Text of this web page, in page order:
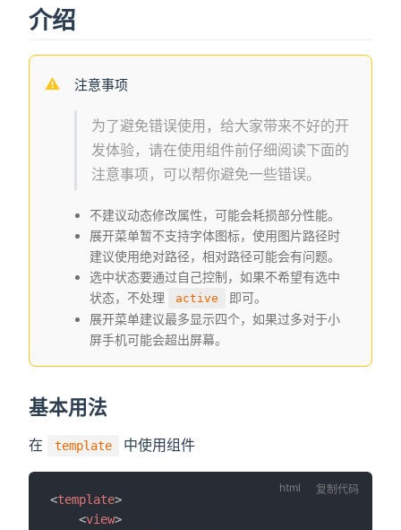
介绍
注意事项
为了避免错误使用，给大家带来不好的开
发体验，请在使用组件前仔细阅读下面的
注意事项，可以帮你避免一些错误。
不建议动态修改属性，可能会耗损部分性能。
展开菜单暂不支持字体图标，使用图片路径时
建议使用绝对路径，相对路径可能会有问题。
选中状态要通过自己控制，如果不希望有选中
状态，不处理
active
即可。
展开菜单建议最多显示四个，如果过多对于小
屏手机可能会超出屏幕。
基本用法
在 template 中使用组件
<template>
<view>
复制代码